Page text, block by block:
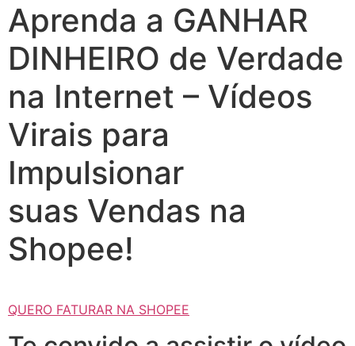
Aprenda a GANHAR
DINHEIRO de Verdade
na Internet – Vídeos
Virais para
Impulsionar
suas Vendas na
Shopee!
QUERO FATURAR NA SHOPEE